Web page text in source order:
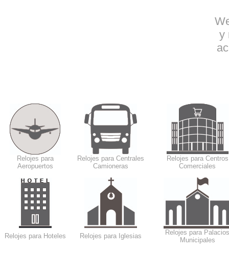
y
Relojes para
Aeropuertos
Relojes para Centrales
Camioneras
Relojes para Centros
Comerciales
Relojes para Hoteles Relojes para Iglesias
Relojes para Palacios
Municipales